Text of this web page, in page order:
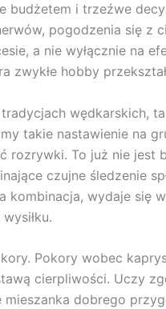
budżetem i trzeźwe
pogodzenia się z
a nie wyłącznie na
zwykłe hobby
wędkarskich,
takie nastawienie na
rozrywki. To już nie jest
czujne śledzenie
kombinacja, wydaje się
Pokory wobec
cierpliwości. Uczy
mieszanka dobrego